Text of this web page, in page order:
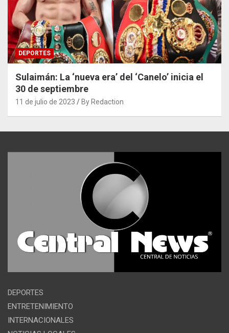
DEPORTES
Sulaimán: La ‘nueva era’ del ‘Canelo’ inicia el
30 de septiembre
11 de julio de 2023 By Redaction
DEPORTES
ENTRETENIMIENTO
INTERNACIONALES